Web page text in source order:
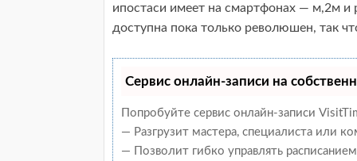
ипостаси имеет на смартфонах — м,2м
доступна пока только революшен, так
Сервис онлайн-записи на
Попробуйте сервис онлайн-записи
— Разгрузит мастера, специалиста или
— Позволит гибко управлять